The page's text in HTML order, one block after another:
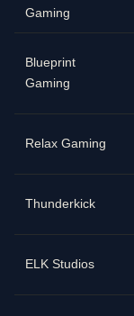
Gaming
Blueprint
Gaming
Relax Gaming
Thunderkick
ELK Studios